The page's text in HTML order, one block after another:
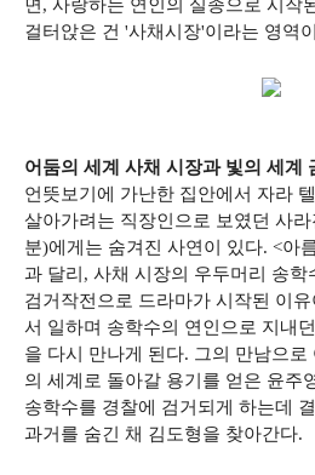
면, 사랑하는 연인의 실종으로 시작
걸터앉은 건 '사채시장'이라는 영역
어둠의 세계 사채 시장과 빛의 세계
언뜻보기에 가난한 집안에서 자라
살아가려는 직장인으로 보였던 사
분)에게는 숨겨진 사연이 있다. <아
과 달리, 사채 시장의 우두머리 송
검거작전으로 드라마가 시작된 이
서 일하며 송학수의 연인으로 지내
을 다시 만나게 된다. 그의 만남으로
의 세계로 돌아갈 용기를 얻은 윤주
송학수를 경찰에 검거되게 하는데
과거를 숨긴 채 김도형을 찾아간다.